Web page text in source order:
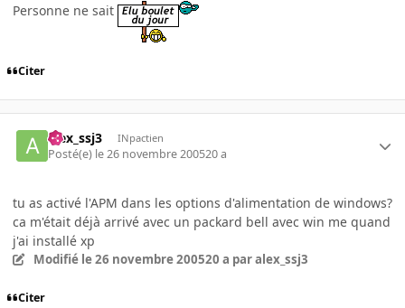
Personne ne sait
Citer
alex_ssj3 INpactien
Posté(e) le 26 novembre 200520 a
tu as activé l'APM dans les options d'alimentation de windows?
ca m'était déjà arrivé avec un packard bell avec win me quand
j'ai installé xp
Modifié le 26 novembre 200520 a par alex_ssj3
Citer